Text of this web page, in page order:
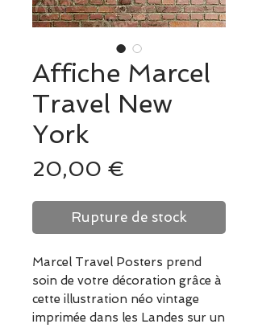
Affiche Marcel
Travel New
York
20,00 €
Rupture de stock
Marcel Travel Posters prend
soin de votre décoration grâce à
cette illustration néo vintage
imprimée dans les Landes sur un